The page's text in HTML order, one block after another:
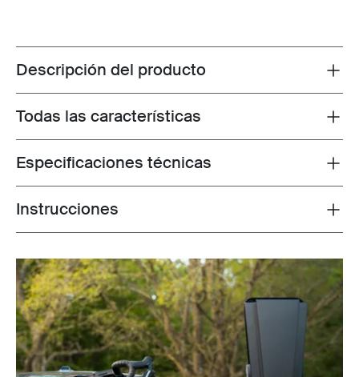
Toggle overview
Descripción del producto
Toggle features
Todas las características
Toggle techspec
Especificaciones técnicas
Toggle guides and instructions
Instrucciones